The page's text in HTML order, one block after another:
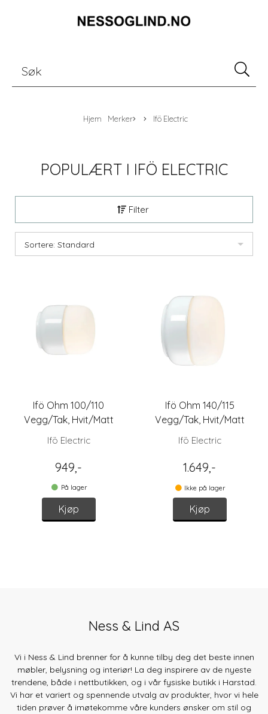
Hjem Merker Ifö Electric
POPULÆRT I IFÖ ELECTRIC
Filter
Sortere: Standard
Ifö Ohm 100/110
Vegg/Tak, Hvit/Matt
Opal
Ifö Electric
949,-
På lager
Kjøp
Ifö Ohm 140/115
Vegg/Tak, Hvit/Matt
Opal
Ifö Electric
1.649,-
Ikke på lager
Kjøp
Ness & Lind AS
Vi i Ness & Lind brenner for å kunne tilby deg det beste innen
møbler, belysning og interiør! La deg inspirere av de nyeste
trendene, både i nettbutikken, og i vår fysiske butikk i Harstad.
Vi har et variert og spennende utvalg av produkter, hvor vi hele
tiden prøver å imøtekomme våre kunders ønsker om stil og